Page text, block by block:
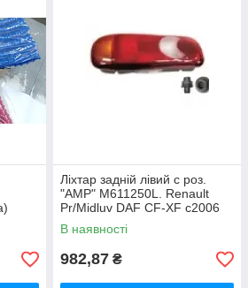
Ліхтар задній лівий с роз.
"AMP" M611250L. Renault
Pr/Midluv DAF CF-XF c2006
В наявності
982,87 ₴